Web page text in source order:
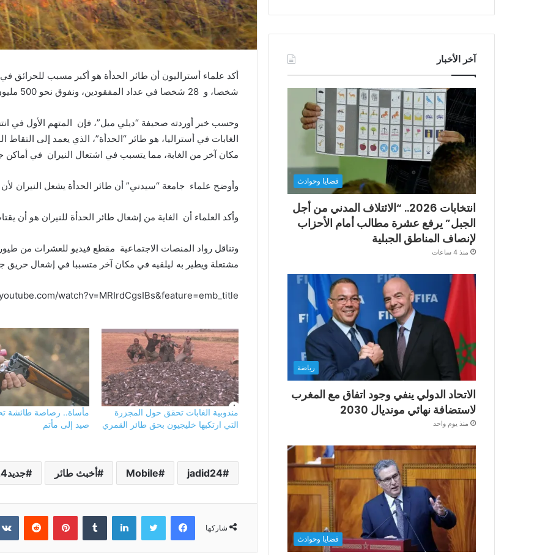
شخصا، و 28 شخصا في عداد المفقودين، ونفوق نحو 500 مليون حيوان.
وحسب خبر أوردته صحيفة “ديلي ميل”، فإن المتهم الأول في
الغابات في أستراليا، هو طائر “الحدأة”، الذي يعمد إلى
مكان آخر من الغابة، مما يتسبب في اشتعال النيران في أماكن
وأوضح علماء جامعة “سيدني” أن طائر الحدأة يشعل النيران
وأكد العلماء أن الغاية من إشعال طائر الحدأة للنيران هو أن
وتناقل رواد المنصات الاجتماعية مقطع فيديو للعشرات من
مشتعلة ويطير به ليلقيه في مكان آخر متسببا في إشعال حريق
watch?v=MRIrdCgsIBs&feature=emb_title
مندوبية الغابات تحقق حول المجزرة
التي ارتكبها خليجيون بحق طائر القمري
مأساة.. رصاصة طائشة
صيد إلى مأتم
jadid24
Mobile أخبث طائر جديد24
شاركها
فيسبوك تويتر لينكدإن بينتيريست
آخر الأخبار
قضايا وحوادث
انتخابات 2026.. “الائتلاف المدني من أجل
الجبل” يرفع عشرة مطالب أمام الأحزاب
لإنصاف المناطق الجبلية
منذ 4 ساعات
رياضة
الاتحاد الدولي ينفي وجود اتفاق مع المغرب
لاستضافة نهائي مونديال 2030
منذ يوم واحد
قضايا وحوادث